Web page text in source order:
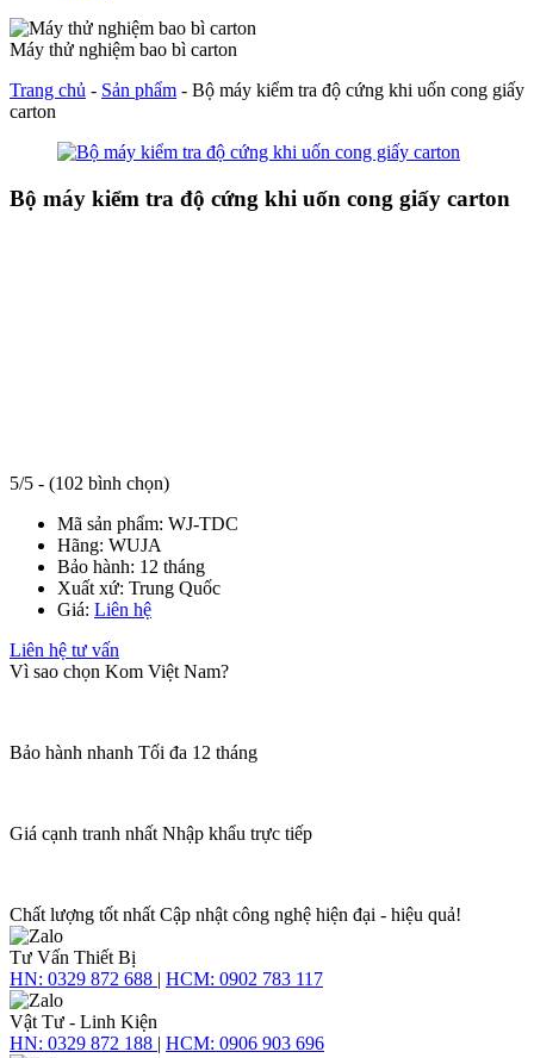
Máy thử nghiệm bao bì carton
Trang chủ - Sản phẩm - Bộ máy kiểm tra độ cứng khi uốn cong giấy
carton
Bộ máy kiểm tra độ cứng khi uốn cong giấy carton
5/5 - (102 bình chọn)
Mã sản phẩm: WJ-TDC
Hãng: WUJA
Bảo hành: 12 tháng
Xuất xứ: Trung Quốc
Giá: Liên hệ
Liên hệ tư vấn
Vì sao chọn Kom Việt Nam?
Bảo hành nhanh Tối đa 12 tháng
Giá cạnh tranh nhất Nhập khẩu trực tiếp
Chất lượng tốt nhất Cập nhật công nghệ hiện đại - hiệu quả!
Tư Vấn Thiết Bị
HN: 0329 872 688 | HCM: 0902 783 117
Vật Tư - Linh Kiện
HN: 0329 872 188 | HCM: 0906 903 696